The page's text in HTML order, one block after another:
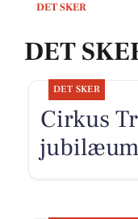
DET SKER
DET
DET SKER
Cirkus